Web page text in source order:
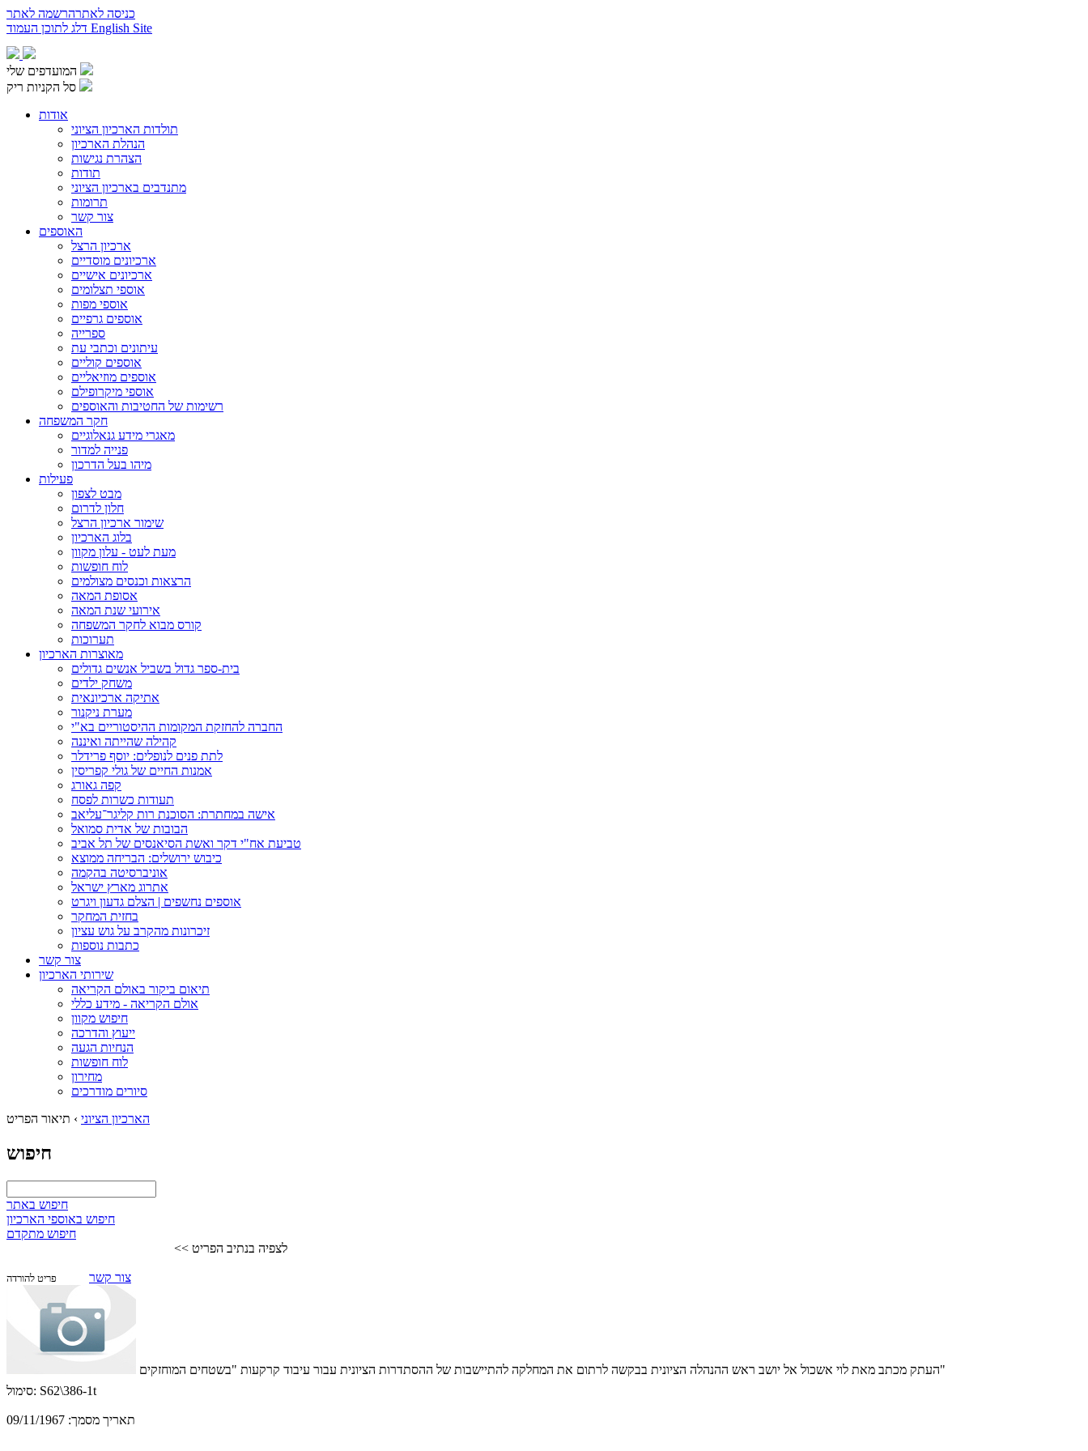
כניסה לאתרהרשמה לאתר
English Site
המועדפים שלי
סל הקניות ריק
אודות
תולדות הארכיון הציוני
הנהלת הארכיון
הצהרת נגישות
תודות
מתנדבים בארכיון הציוני
תרומות
צור קשר
האוספים
ארכיון הרצל
ארכיונים מוסדיים
ארכיונים אישיים
אוספי תצלומים
אוספי מפות
אוספים גרפיים
ספרייה
עיתונים וכתבי עת
אוספים קוליים
אוספים מוזיאליים
אוספי מיקרופילם
רשימות של החטיבות והאוספים
חקר המשפחה
מאגרי מידע גנאלוגיים
פנייה למדור
מיהו בעל הדרכון
פעילות
מבט לצפון
חלון לדרום
שימור ארכיון הרצל
בלוג הארכיון
מעת לעט - עלון מקוון
לוח חופשות
הרצאות וכנסים מצולמים
אסופת המאה
אירועי שנת המאה
קורס מבוא לחקר המשפחה
תערוכות
מאוצרות הארכיון
בית-ספר גדול בשביל אנשים גדולים
משחק ילדים
אתיקה ארכיונאית
מערת ניקנור
החברה להחזקת המקומות ההיסטוריים בא"י
קהילה שהייתה ואיננה
לתת פנים לנופלים: יוסף פרידלר
אמנות החיים של גולי קפריסין
קפה גאורג
תעודות כשרות לפסח
אישה במחתרת: הסוכנת רות קליגר־עליאב
הבובות של אדית סמואל
טביעת אח"י דקר ואשת הסיאנסים של תל אביב
כיבוש ירושלים: הבריחה ממוצא
אוניברסיטה בהקמה
אתרוג מארץ ישראל
אוספים נחשפים | הצלם גדעון ויגרט
בחזית המחקר
זיכרונות מהקרב על גוש עציון
כתבות נוספות
צור קשר
שירותי הארכיון
תיאום ביקור באולם הקריאה
אולם הקריאה - מידע כללי
חיפוש מקוון
ייעוץ והדרכה
הנחיות הגעה
לוח חופשות
מחירון
סיורים מודרכים
הארכיון הציוני › תיאור הפריט
חיפוש
חיפוש באתר
חיפוש באוספי הארכיון
חיפוש מתקדם
לצפיה בנתיב הפריט >>
פריט להורדה צור קשר
העתק מכתב מאת לוי אשכול אל יושב ראש ההנהלה הציונית בבקשה לרתום את המחלקה להתיישבות של ההסתדרות הציונית עבור עיבוד קרקעות "בשטחים המוחזקים"
סימול: S62\386-1t
תאריך מסמך: 09/11/1967